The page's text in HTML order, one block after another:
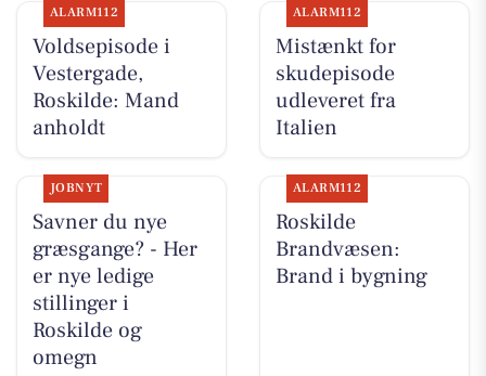
ALARM112
Voldsepisode i
Vestergade,
Roskilde: Mand
anholdt
ALARM112
Mistænkt for
skudepisode
udleveret fra
Italien
JOBNYT
Savner du nye
græsgange? - Her
er nye ledige
stillinger i
Roskilde og
omegn
ALARM112
Roskilde
Brandvæsen:
Brand i bygning